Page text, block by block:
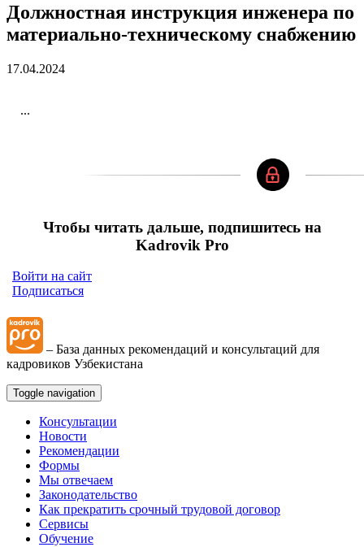
Должностная инструкция инженера по
материально-техническому снабжению
17.04.2024
...
Чтобы читать дальше, подпишитесь на
Kadrovik Pro
Войти на сайт
Подписаться
– База данных рекомендаций и консультаций для
кадровиков Узбекистана
Toggle navigation
Консультации
Новости
Рекомендации
Формы
Мы отвечаем
Законодательство
Как прекратить срочный трудовой договор
Сервисы
Обучение